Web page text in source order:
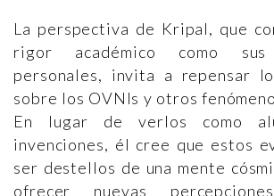
La perspectiva de Kripal, que
rigor académico como sus
personales, invita a repensar
sobre los OVNIs y otros
En lugar de verlos como
invenciones, él cree que estos
ser destellos de una mente
ofrecer nuevas